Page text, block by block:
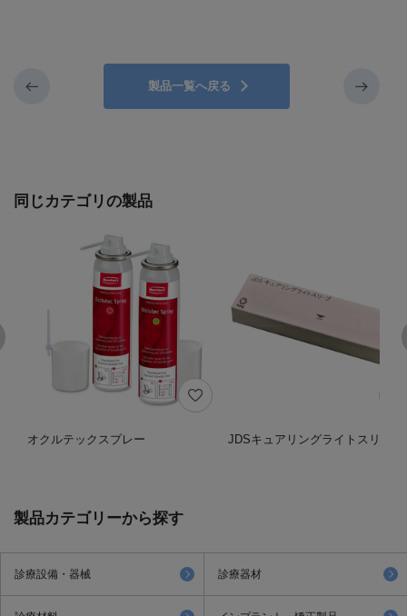
製品一覧へ戻る
同じカテゴリの製品
オクルテックスプレー JDSキュアリングライトスリーブ
製品カテゴリーから探す
診療設備・器械 診療器材